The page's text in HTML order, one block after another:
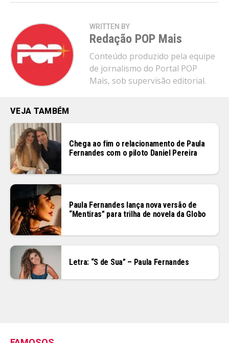
WRITTEN BY
Redação POP Mais
Conteúdo produzido pela equipe
de jornalismo do Portal POP
Mais, sob supervisão editorial.
VEJA TAMBÉM
Chega ao fim o relacionamento de Paula
Fernandes com o piloto Daniel Pereira
Paula Fernandes lança nova versão de
“Mentiras” para trilha de novela da Globo
Letra: “S de Sua” – Paula Fernandes